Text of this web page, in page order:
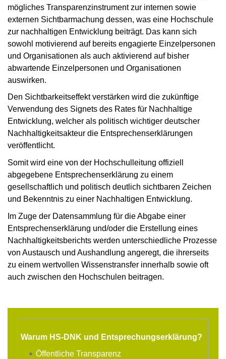
mögliches Transparenzinstrument zur internen sowie
externen Sichtbarmachung dessen, was eine Hochschule
zur nachhaltigen Entwicklung beiträgt. Das kann sich
sowohl motivierend auf bereits engagierte Einzelpersonen
und Organisationen als auch aktivierend auf bisher
abwartende Einzelpersonen und Organisationen
auswirken.
Den Sichtbarkeitseffekt verstärken wird die zukünftige
Verwendung des Signets des Rates für Nachhaltige
Entwicklung, welcher als politisch wichtiger deutscher
Nachhaltigkeitsakteur die Entsprechenserklärungen
veröffentlicht.
Somit wird eine von der Hochschulleitung offiziell
abgegebene Entsprechenserklärung zu einem
gesellschaftlich und politisch deutlich sichtbaren Zeichen
und Bekenntnis zu einer Nachhaltigen Entwicklung.
Im Zuge der Datensammlung für die Abgabe einer
Entsprechenserklärung und/oder die Erstellung eines
Nachhaltigkeitsberichts werden unterschiedliche Prozesse
von Austausch und Aushandlung angeregt, die ihrerseits
zu einem wertvollen Wissenstransfer innerhalb sowie oft
auch zwischen den Hochschulen beitragen.
Warum HS-DNK und Entsprechungserklärung?
Öffentliche Transparenz